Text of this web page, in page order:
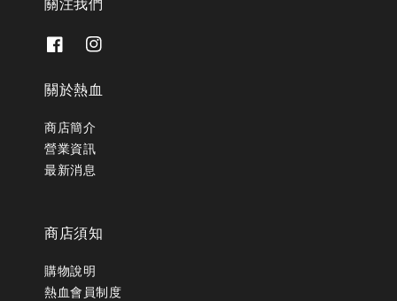
關注我們
關於熱血
商店簡介
營業資訊
最新消息
商店須知
購物說明
熱血會員制度